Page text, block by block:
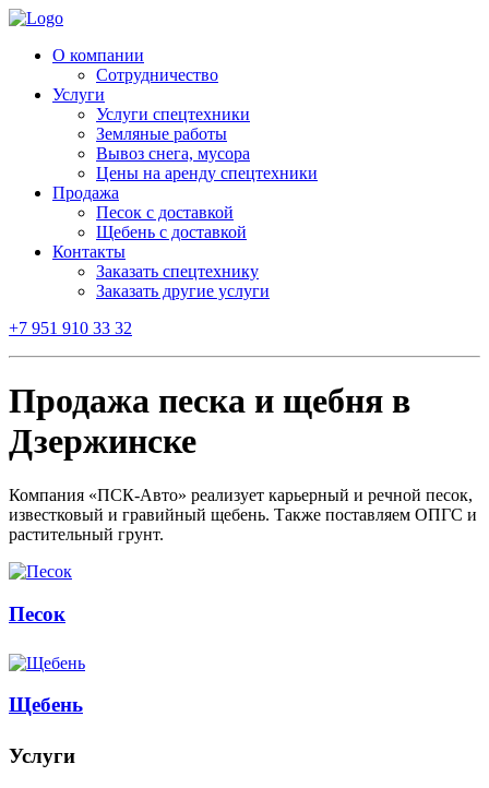
О компании
Сотрудничество
Услуги
Услуги спецтехники
Земляные работы
Вывоз снега, мусора
Цены на аренду спецтехники
Продажа
Песок с доставкой
Щебень с доставкой
Контакты
Заказать спецтехнику
Заказать другие услуги
+7 951 910 33 32
Продажа песка и щебня в
Дзержинске
Компания «ПСК-Авто» реализует карьерный и речной песок,
известковый и гравийный щебень. Также поставляем ОПГС и
растительный грунт.
Песок
Щебень
Услуги